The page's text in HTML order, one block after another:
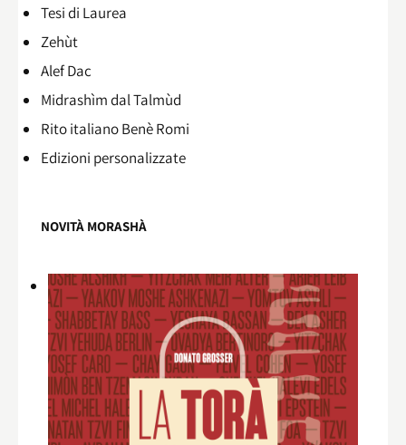
Tesi di Laurea
Zehùt
Alef Dac
Midrashìm dal Talmùd
Rito italiano Benè Romi​
Edizioni personalizzate
NOVITÀ MORASHÀ